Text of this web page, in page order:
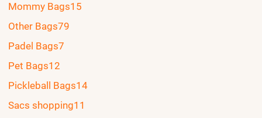
Mommy Bags15
Other Bags79
Padel Bags7
Pet Bags12
Pickleball Bags14
Sacs shopping11